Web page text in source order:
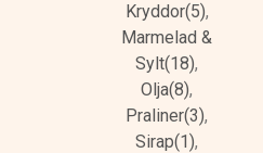
Kryddor(5),
Marmelad &
Sylt(18),
Olja(8),
Praliner(3),
Sirap(1),